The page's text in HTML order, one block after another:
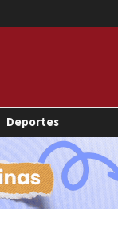
Deportes